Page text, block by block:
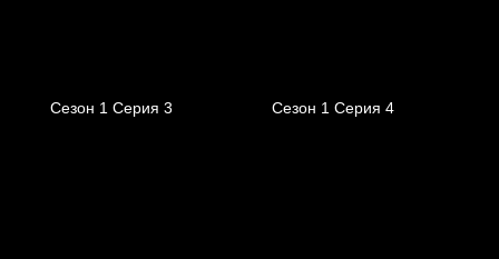
Сезон 1 Серия 3 Сезон 1 Серия 4